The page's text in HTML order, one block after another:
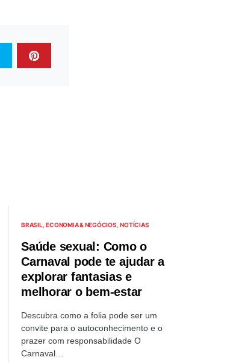
BRASIL ECONOMIA & NEGÓCIOS NOTÍCIAS
Saúde sexual: Como o
Carnaval pode te ajudar a
explorar fantasias e
melhorar o bem-estar
Descubra como a folia pode ser um
convite para o autoconhecimento e o
prazer com responsabilidade O
Carnaval…